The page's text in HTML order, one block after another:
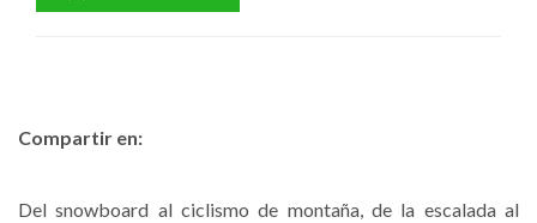
Compartir en:
Del snowboard al ciclismo de montaña, de la escalada al